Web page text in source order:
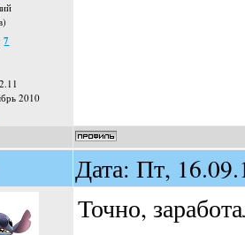
7
2010
Дата: Пт,
Точно,